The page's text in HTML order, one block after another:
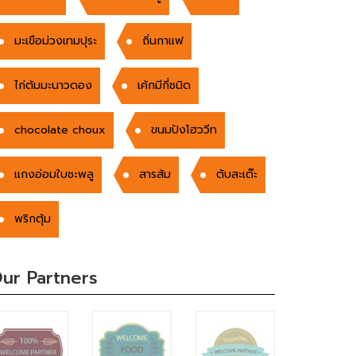
มะเขือม่วงเทมปุระ ถิ่นกาแฟ
ไก่ต้มมะนาวดอง เค้กมีกี่ชนิด
chocolate choux ขนมปังโฮววีท
แกงอ่อมใบชะพลู สารส้ม ตับสะเต๊ะ
พริกตุ้ม
Partners